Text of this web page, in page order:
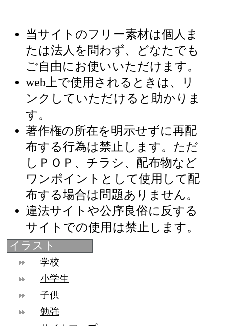
当サイトのフリー素材は個人ま
たは法人を問わず、どなたでも
ご自由にお使いいただけます。
web上で使用されるときは、リ
ンクしていただけると助かりま
す。
著作権の所在を明示せずに再配
布する行為は禁止します。ただ
しＰＯＰ、チラシ、配布物など
ワンポイントとして使用して配
布する場合は問題ありません。
違法サイトや公序良俗に反する
サイトでの使用は禁止します。
イラスト
学校
小学生
子供
勉強